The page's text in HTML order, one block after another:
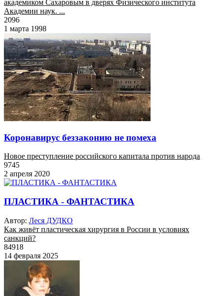
академиком Сахаровым в дверях Физического института
Академии наук. ...
2096
1 марта 1998
Коронавирус беззаконию не помеха
Новое преступление российского капитала против народа
9745
2 апреля 2020
ПЛАСТИКА - ФАНТАСТИКА
Автор: Леся ДУДКО
Как живёт пластическая хирургия в России в условиях
санкций?
84918
14 февраля 2025